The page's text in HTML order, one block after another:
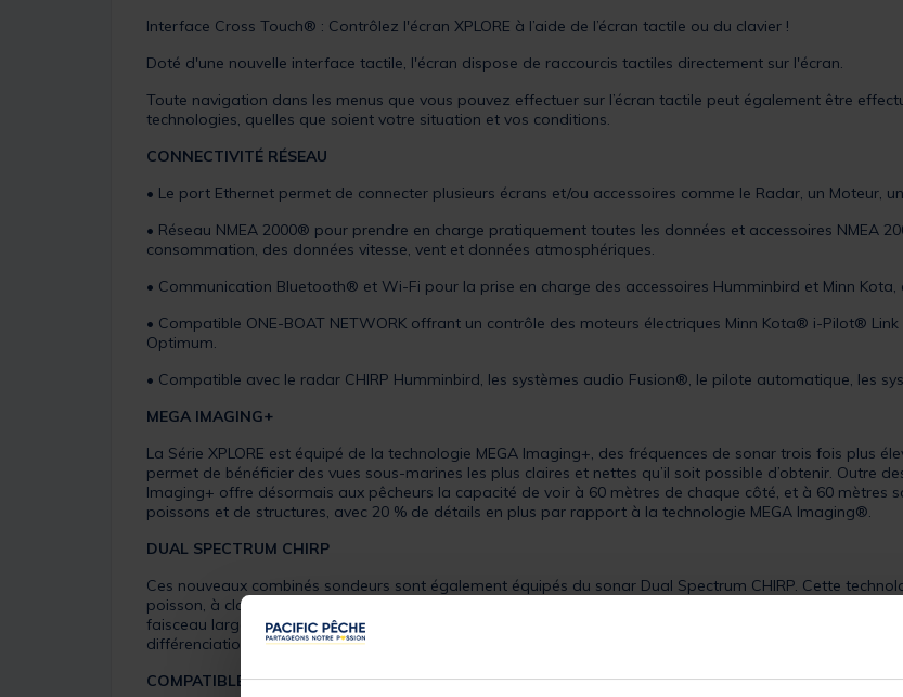
Interface Cross Touch® : Contrôlez l'écran XPLORE à l’aide de l’écran tactile ou du clavier !
Doté d'une nouvelle interface tactile, l'écran dispose de raccourcis tactiles directement sur l'écran.
Toute navigation dans les menus que vous pouvez effectuer sur l’écran tactile peut également être
technologies, quelles que soient votre situation et vos conditions.
CONNECTIVITÉ RÉSEAU
• Le port Ethernet permet de connecter plusieurs écrans et/ou accessoires comme le Radar, un Moteur,
• Réseau NMEA 2000® pour prendre en charge pratiquement toutes les données et accessoires NMEA
consommation, des données vitesse, vent et données atmosphériques.
• Communication Bluetooth® et Wi-Fi pour la prise en charge des accessoires Humminbird et Minn
• Compatible ONE-BOAT NETWORK offrant un contrôle des moteurs électriques Minn Kota® i-Pilot®
Optimum.
• Compatible avec le radar CHIRP Humminbird, les systèmes audio Fusion®, le pilote automatique, les
MEGA IMAGING+
La Série XPLORE est équipé de la technologie MEGA Imaging+, des fréquences de sonar trois fois plus
permet de bénéficier des vues sous-marines les plus claires et nettes qu’il soit possible d’obtenir. Outre
Imaging+ offre désormais aux pêcheurs la capacité de voir à 60 mètres de chaque côté, et à 60 mètres
poissons et de structures, avec 20 % de détails en plus par rapport à la technologie MEGA Imaging®.
DUAL SPECTRUM CHIRP
Ces nouveaux combinés sondeurs sont également équipés du sonar Dual Spectrum CHIRP. Cette
poisson, à clairement identifier les structures, à atteindre de plus grandes profondeurs. La technologie
faisceau large (Mode large et mode étroit), qui affiche clairement les échos des poissons, ou le mode
différenciation des espèces.
COMPATIBLE MEGA LIVE IMAGING (1&2)